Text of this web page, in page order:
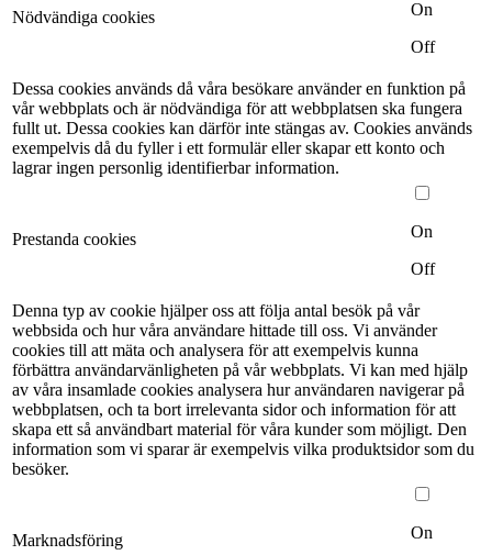
Nödvändiga cookies
On
Off
Dessa cookies används då våra besökare använder en funktion på
vår webbplats och är nödvändiga för att webbplatsen ska fungera
fullt ut. Dessa cookies kan därför inte stängas av. Cookies används
exempelvis då du fyller i ett formulär eller skapar ett konto och
lagrar ingen personlig identifierbar information.
Prestanda cookies
On
Off
Denna typ av cookie hjälper oss att följa antal besök på vår
webbsida och hur våra användare hittade till oss. Vi använder
cookies till att mäta och analysera för att exempelvis kunna
förbättra användarvänligheten på vår webbplats. Vi kan med hjälp
av våra insamlade cookies analysera hur användaren navigerar på
webbplatsen, och ta bort irrelevanta sidor och information för att
skapa ett så användbart material för våra kunder som möjligt. Den
information som vi sparar är exempelvis vilka produktsidor som du
besöker.
Marknadsföring On